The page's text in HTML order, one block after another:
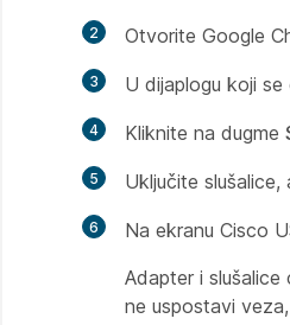
2 Otvorite Google
3 U dijaplogu koji
4 Kliknite na dugme
5 Uključite
6 Na ekranu Cisco
Adapter i
ne uspostavi